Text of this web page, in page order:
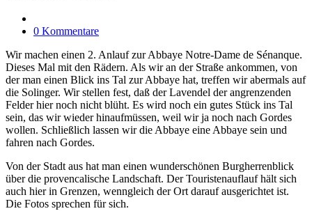
0 Kommentare
Wir machen einen 2. Anlauf zur Abbaye Notre-Dame de Sénanque.
Dieses Mal mit den Rädern. Als wir an der Straße ankommen, von
der man einen Blick ins Tal zur Abbaye hat, treffen wir abermals auf
die Solinger. Wir stellen fest, daß der Lavendel der angrenzenden
Felder hier noch nicht blüht. Es wird noch ein gutes Stück ins Tal
sein, das wir wieder hinaufmüssen, weil wir ja noch nach Gordes
wollen. Schließlich lassen wir die Abbaye eine Abbaye sein und
fahren nach Gordes.
Von der Stadt aus hat man einen wunderschönen Burgherrenblick
über die provencalische Landschaft. Der Touristenauflauf hält sich
auch hier in Grenzen, wenngleich der Ort darauf ausgerichtet ist.
Die Fotos sprechen für sich.